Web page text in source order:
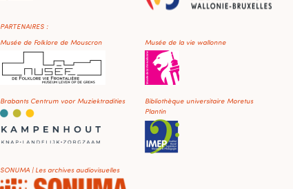
PARTENAIRES :
Musée de Folklore de Mouscron
Musée de la vie wallonne
Brabants Centrum voor Muziektradities
Bibliothèque universitaire Moretus
Plantin
SONUMA | Les archives audiovisuelles